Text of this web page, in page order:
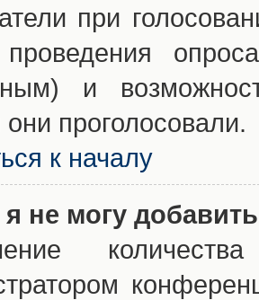
при
проведения
и
они проголосовали.
к началу
не могу